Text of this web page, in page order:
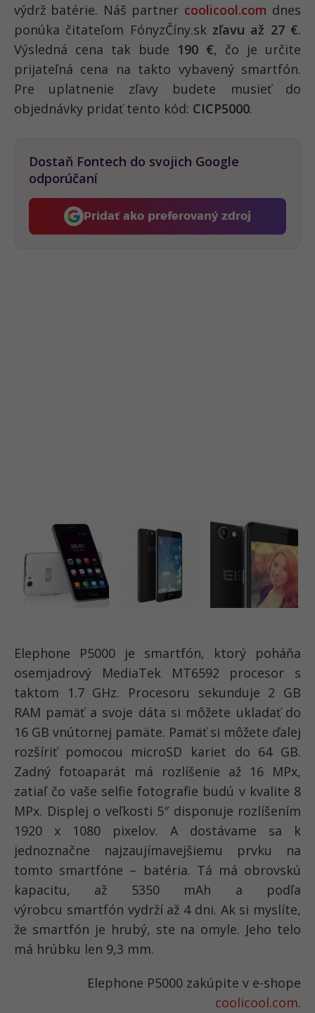
výdrž batérie. Náš partner coolicool.com dnes
ponúka čitateľom FónyzČíny.sk zľavu až 27 €.
Výsledná cena tak bude 190 €, čo je určite
prijateľná cena na takto vybavený smartfón.
Pre uplatnenie zľavy budete musieť do
objednávky pridať tento kód: CICP5000.
Dostaň Fontech do svojich Google
odporúčaní
Pridať ako preferovaný zdroj
Fontech, odkaz sa otvorí v
Elephone P5000 je smartfón, ktorý poháňa
osemjadrový MediaTek MT6592 procesor s
taktom 1.7 GHz. Procesoru sekunduje 2 GB
RAM pamäť a svoje dáta si môžete ukladať do
16 GB vnútornej pamäte. Pamäť si môžete ďalej
rozšíriť pomocou microSD kariet do 64 GB.
Zadný fotoaparát má rozlíšenie až 16 MPx,
zatiaľ čo vaše selfie fotografie budú v kvalite 8
MPx. Displej o veľkosti 5″ disponuje rozlíšením
1920 x 1080 pixelov. A dostávame sa k
jednoznačne najzaujímavejšiemu prvku na
tomto smartfóne – batéria. Tá má obrovskú
kapacitu, až 5350 mAh a podľa
výrobcu smartfón vydrží až 4 dni. Ak si myslíte,
že smartfón je hrubý, ste na omyle. Jeho telo
má hrúbku len 9,3 mm.
Elephone P5000 zakúpite v e-shope
coolicool.com.